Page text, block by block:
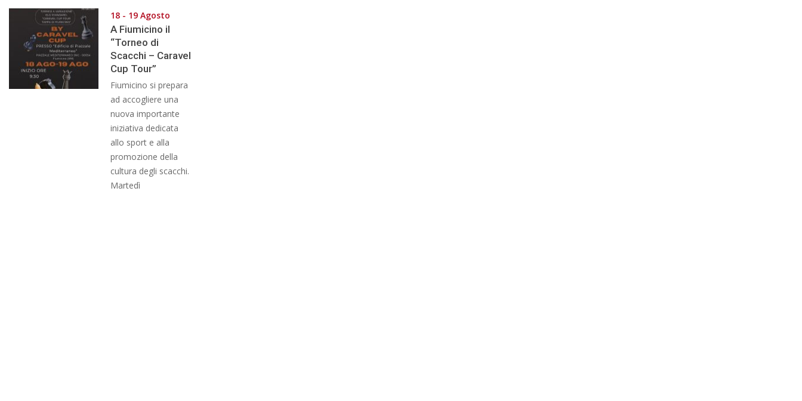
18 - 19 Agosto
A Fiumicino il
“Torneo di
Scacchi – Caravel
Cup Tour”
Fiumicino si prepara
ad accogliere una
nuova importante
iniziativa dedicata
allo sport e alla
promozione della
cultura degli scacchi.
Martedì